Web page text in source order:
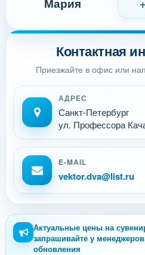
Контактная
Приезжайте в офис или
АДРЕС
Санкт-Петербург
ул. Профессора
E-MAIL
vektor.dva@list.ru
Мария
Актуальные цены на
запрашивайте у
обновления